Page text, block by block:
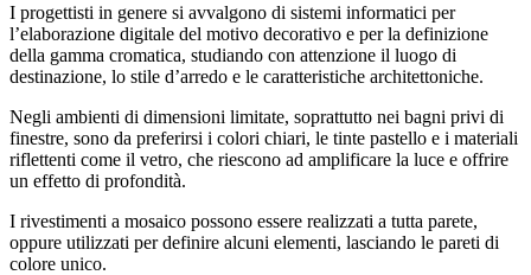
I progettisti in genere si avvalgono di sistemi informatici per
l’elaborazione digitale del motivo decorativo e per la definizione
della gamma cromatica, studiando con attenzione il luogo di
destinazione, lo stile d’arredo e le caratteristiche architettoniche.
Negli ambienti di dimensioni limitate, soprattutto nei bagni privi di
finestre, sono da preferirsi i colori chiari, le tinte pastello e i materiali
riflettenti come il vetro, che riescono ad amplificare la luce e offrire
un effetto di profondità.
I rivestimenti a mosaico possono essere realizzati a tutta parete,
oppure utilizzati per definire alcuni elementi, lasciando le pareti di
colore unico.